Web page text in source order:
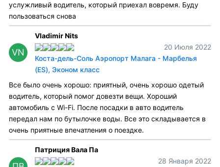
услужливый водитель, который приехал вовремя. Буду
пользоваться снова
VN
Vladimir Nits
20 Июля 2022
Коста-дель-Соль Аэропорт Малага - Марбелья
(ES), Эконом класс
Все было очень хорошо: приятный, очень хорошо одетый
водитель, который помог довезти вещи. Хороший
автомобиль с Wi-Fi. После посадки в авто водитель
передал нам по бутылочке воды. Все это складывается в
очень приятные впечатления о поездке.
Патриция Вала Па
28 Января 2022